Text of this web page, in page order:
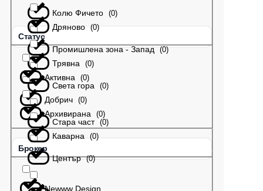
Колю Фичето (0)
Промишлена зона - Запад (0)
Света гора (0)
Стара част (0)
Център (0)
Дряново (0)
Трявна (0)
Добрич (0)
Каварна (0)
Статус
Активна (0)
Архивирана (0)
Брокер
Newww Design